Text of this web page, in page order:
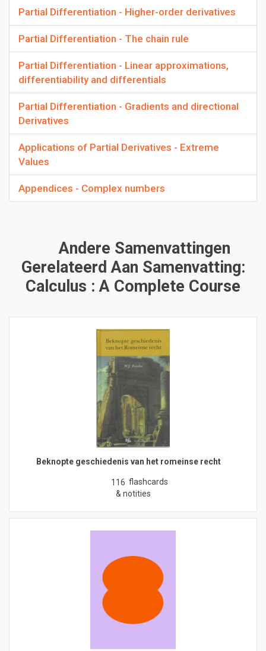
Partial Differentiation - Higher-order derivatives
Partial Differentiation - The chain rule
Partial Differentiation - Linear approximations,
differentiability and differentials
Partial Differentiation - Gradients and directional
Derivatives
Applications of Partial Derivatives - Extreme
Values
Appendices - Complex numbers
Andere Samenvattingen
Gerelateerd Aan Samenvatting:
Calculus : A Complete Course
Beknopte geschiedenis van het romeinse recht
116 flashcards
& notities